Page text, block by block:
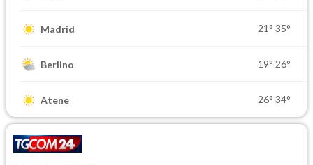
Madrid 21° 35°
Berlino 19° 26°
Atene 26° 34°